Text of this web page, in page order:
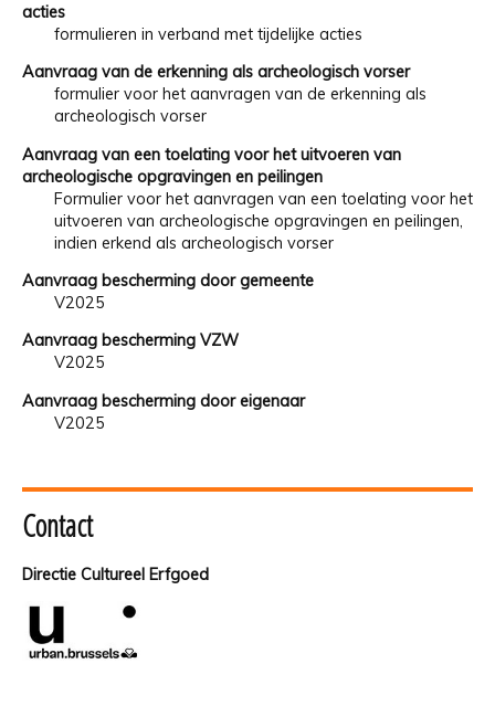
acties
formulieren in verband met tijdelijke acties
Aanvraag van de erkenning als archeologisch vorser
formulier voor het aanvragen van de erkenning als
archeologisch vorser
Aanvraag van een toelating voor het uitvoeren van
archeologische opgravingen en peilingen
Formulier voor het aanvragen van een toelating voor het
uitvoeren van archeologische opgravingen en peilingen,
indien erkend als archeologisch vorser
Aanvraag bescherming door gemeente
V2025
Aanvraag bescherming VZW
V2025
Aanvraag bescherming door eigenaar
V2025
Contact
Directie Cultureel Erfgoed